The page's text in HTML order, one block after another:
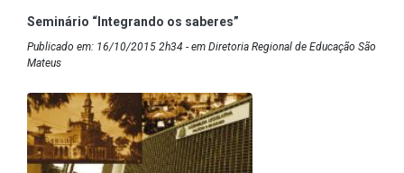
Seminário “Integrando os saberes”
Publicado em: 16/10/2015 2h34 - em Diretoria Regional de Educação São
Mateus